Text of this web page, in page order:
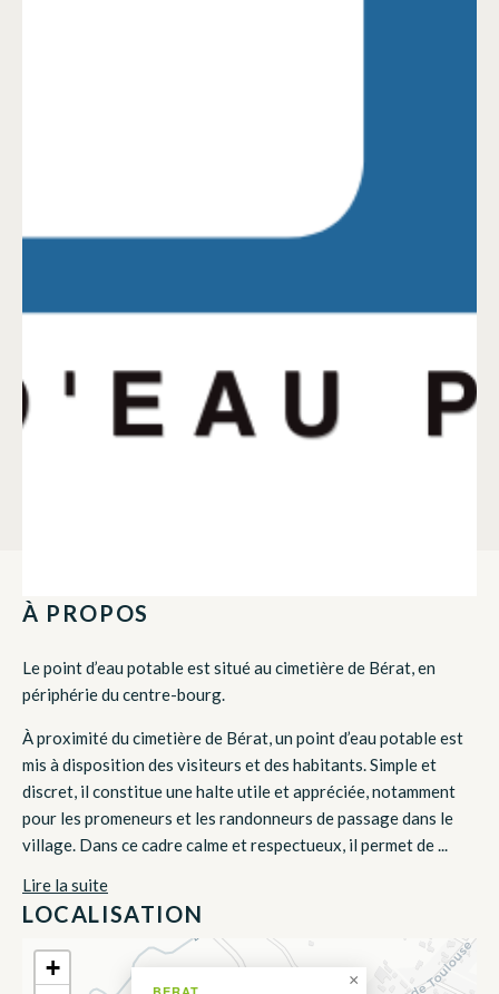
À PROPOS
Le point d’eau potable est situé au cimetière de Bérat, en
périphérie du centre-bourg.
À proximité du cimetière de Bérat, un point d’eau potable est
mis à disposition des visiteurs et des habitants. Simple et
discret, il constitue une halte utile et appréciée, notamment
pour les promeneurs et les randonneurs de passage dans le
village. Dans ce cadre calme et respectueux, il permet de ...
Lire la suite
LOCALISATION
×
+